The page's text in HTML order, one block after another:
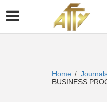
Home /
BUSINESS